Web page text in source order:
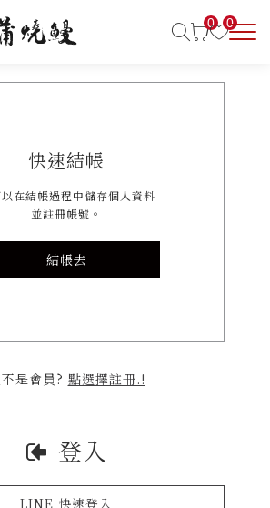
0 0
快速結帳
在結帳過程中儲存個人資料
並註冊帳號。
結帳去
是會員? 點選擇註冊.!
登入
LINE 快速登入